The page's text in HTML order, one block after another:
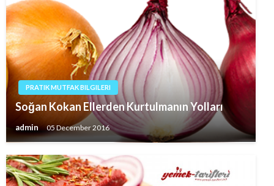
PRATIK MUTFAK BILGILERI
Soğan Kokan Ellerden Kurtulmanın Yolları
admin 05 December 2016